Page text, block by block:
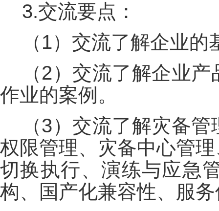
3.交流要点：
（1）交流了解企业
（2）交流了解企业
作业的案例。
（3）交流了解灾备
权限管理、灾备中心管
切换执行、演练与应急
构、国产化兼容性、服